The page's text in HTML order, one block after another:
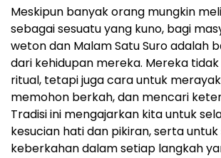
Meskipun banyak orang mungkin
sebagai sesuatu yang kuno, bagi
weton dan Malam Satu Suro adalah
dari kehidupan mereka. Mereka
ritual, tetapi juga cara untuk
memohon berkah, dan mencari
Tradisi ini mengajarkan kita untuk
kesucian hati dan pikiran, serta
keberkahan dalam setiap langkah